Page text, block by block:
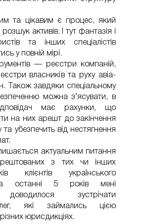
та цікавим є процес, який
активів. І тут фантазія і
та інших спеціалістів
у повній мірі.
— реєстри компаній,
власників та руху авіа-
Також завдяки спеціальному
можна з’ясувати, в
має рахунки, що
на них арешт до закінчення
та убезпечить від нестягнення
актуальним питання
з тих чи інших
клієнтів українського
останні 5 років мені
доводилося зустрічати
які займались цією
юрисдикціях.